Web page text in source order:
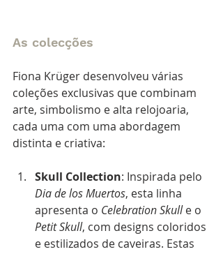
As colecções
Fiona Krüger desenvolveu várias
coleções exclusivas que combinam
arte, simbolismo e alta relojoaria,
cada uma com uma abordagem
distinta e criativa:
Skull Collection: Inspirada pelo
Dia de los Muertos, esta linha
apresenta o Celebration Skull e o
Petit Skull, com designs coloridos
e estilizados de caveiras. Estas